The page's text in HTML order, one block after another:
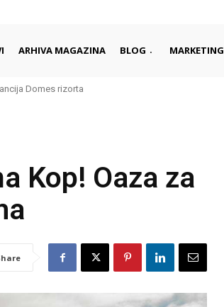
ARHIVA MAGAZINA BLOG MARKETING
Domes rizorta
Kop! Oaza za